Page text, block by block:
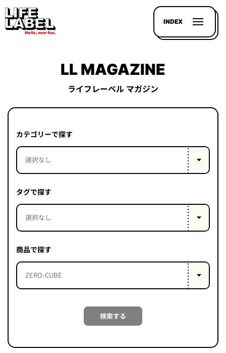
INDEX
UP
PROJECT
LIFE
LABEL
はい
LL MAGAZINE
ライフレーベル マガジン
カテゴリーで探す
タグで探す
商品で探す
検索する